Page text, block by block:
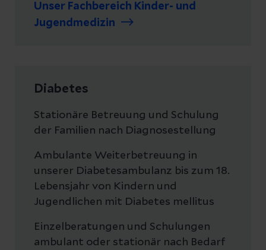
Unser Fachbereich Kinder- und
Jugendmedizin
Diabetes
Stationäre Betreuung und Schulung
der Familien nach Diagnosestellung
Ambulante Weiterbetreuung in
unserer Diabetesambulanz bis zum 18.
Lebensjahr von Kindern und
Jugendlichen mit Diabetes mellitus
Einzelberatungen und Schulungen
ambulant oder stationär nach Bedarf